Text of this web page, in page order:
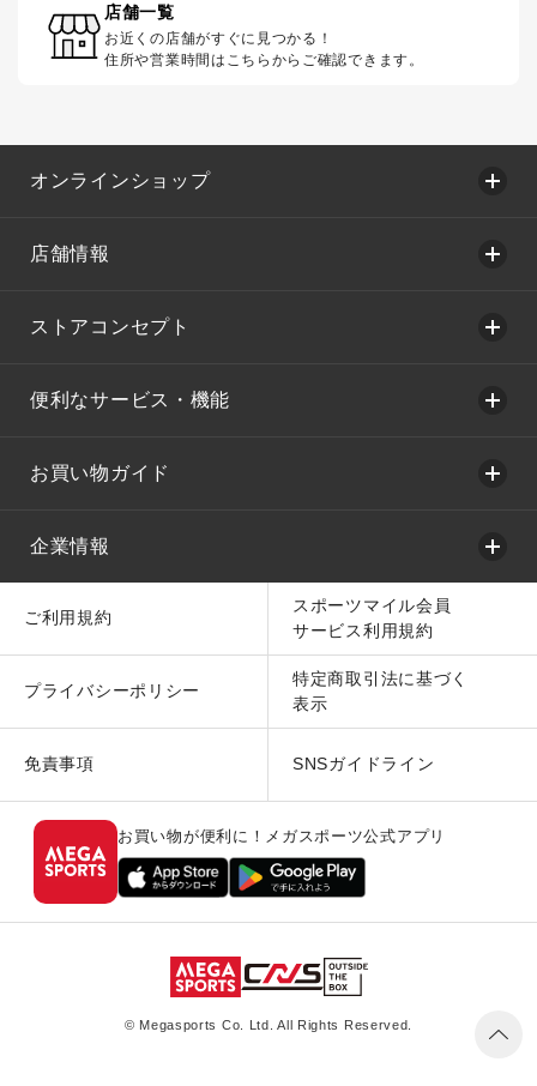
店舗一覧
お近くの店舗がすぐに見つかる！
住所や営業時間はこちらからご確認できます。
オンラインショップ
店舗情報
ストアコンセプト
便利なサービス・機能
お買い物ガイド
企業情報
ご利用規約
スポーツマイル会員
サービス利用規約
プライバシーポリシー
特定商取引法に基づく
表示
免責事項 SNSガイドライン
お買い物が便利に！メガスポーツ公式アプリ
© Megasports Co. Ltd. All Rights Reserved.